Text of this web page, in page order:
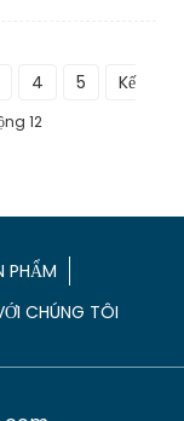
4 5
Kế
12
PHẨM
CHÚNG TÔI